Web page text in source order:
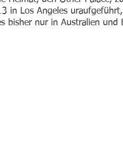
in Los Angeles
bisher nur in Australien und